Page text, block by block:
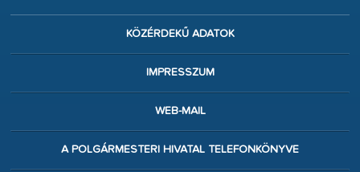
KÖZÉRDEKŰ ADATOK
IMPRESSZUM
WEB-MAIL
A POLGÁRMESTERI HIVATAL TELEFONKÖNYVE